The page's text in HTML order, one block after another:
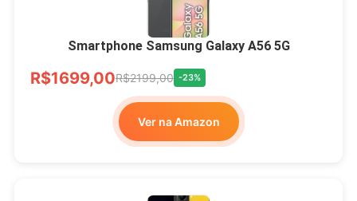
Smartphone Samsung Galaxy A56 5G
R$1699,00R$2199,00 -23%
Ver na Amazon